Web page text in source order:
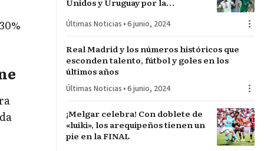
Unidos y Uruguay por la
pelea…
Últimas Noticias •6 junio, 2024
Real Madrid y los números históricos que
esconden talento, fútbol y goles en los
últimos años
Últimas Noticias •6 junio, 2024
¡Melgar celebra! Con doblete de
«luiki», los arequipeños tienen un
pie en la FINAL